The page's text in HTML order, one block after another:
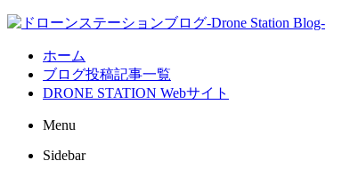
ホーム
ブログ投稿記事一覧
DRONE STATION Webサイト
Menu
Sidebar